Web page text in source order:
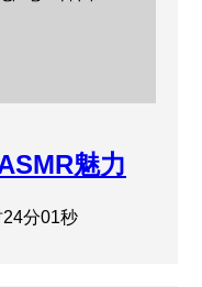
魅力
分01秒